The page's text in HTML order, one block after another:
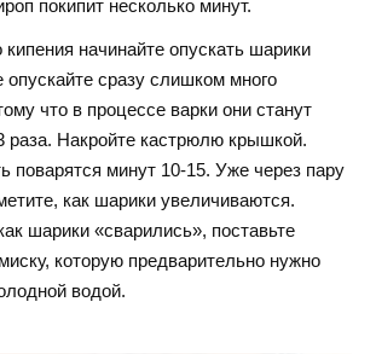
покипит несколько минут.
кипения начинайте опускать шарики
опускайте сразу слишком много
что в процессе варки они станут
раза. Накройте кастрюлю крышкой.
поварятся минут 10-15. Уже через пару
как шарики увеличиваются.
шарики «сварились», поставьте
которую предварительно нужно
водой.